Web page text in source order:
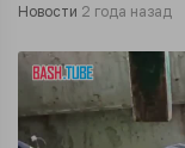
Новости 2 года назад